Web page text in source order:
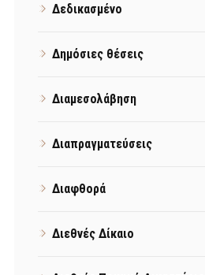
Δεδικασμένο
Δημόσιες θέσεις
Διαμεσολάβηση
Διαπραγματεύσεις
Διαφθορά
Διεθνές Δίκαιο